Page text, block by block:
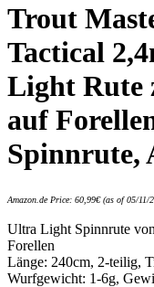
Trout
Tactical
Light Rute
auf
Spinnrute,
Amazon.de Price: 60,99€(as of 05/11/
Ultra Light Spinnrute
Forellen
Länge: 240cm, 2-teilig,
Wurfgewicht: 1-6g,